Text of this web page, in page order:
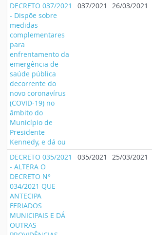
DECRETO 037/2021
- Dispõe sobre
medidas
complementares
para
enfrentamento da
emergência de
saúde pública
decorrente do
novo coronavírus
(COVID-19) no
âmbito do
Município de
Presidente
Kennedy, e dá ou
037/2021 26/03/2021
DECRETO 035/2021
- ALTERA O
DECRETO N°
034/2021 QUE
ANTECIPA
FERIADOS
MUNICIPAIS E DÁ
OUTRAS
035/2021 25/03/2021